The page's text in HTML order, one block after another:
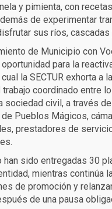
y pimienta, con
de experimentar
sus ríos,
de Municipio con
oportunidad para la
la SECTUR exhorta a
trabajo coordinado entre
sociedad civil, a través
Pueblos Mágicos,
prestadores de
han sido entregadas 30
mientras continúa
de promoción y
de una pausa